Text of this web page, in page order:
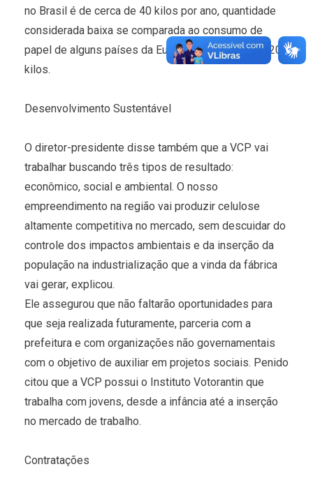
no Brasil é de cerca de 40 kilos por ano, quantidade
considerada baixa se comparada ao consumo de
papel de alguns países da Europa, que ultrapassa 200
kilos.
Desenvolvimento Sustentável
O diretor-presidente disse também que a VCP vai
trabalhar buscando três tipos de resultado:
econômico, social e ambiental. O nosso
empreendimento na região vai produzir celulose
altamente competitiva no mercado, sem descuidar do
controle dos impactos ambientais e da inserção da
população na industrialização que a vinda da fábrica
vai gerar, explicou.
Ele assegurou que não faltarão oportunidades para
que seja realizada futuramente, parceria com a
prefeitura e com organizações não governamentais
com o objetivo de auxiliar em projetos sociais. Penido
citou que a VCP possui o Instituto Votorantin que
trabalha com jovens, desde a infância até a inserção
no mercado de trabalho.
Contratações